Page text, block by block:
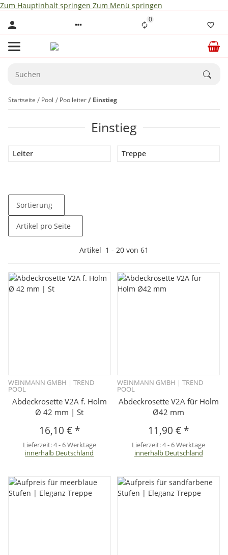
Zum Hauptinhalt springen Zum Menü springen
0
Startseite Pool Poolleiter Einstieg
Einstieg
Leiter Treppe
Sortierung
Artikel pro Seite
Artikel 1 - 20 von 61
WEINMANN GMBH | TREND
POOL
Abdeckrosette V2A f. Holm
Ø 42 mm | St
16,10 € *
Lieferzeit:4 - 6 Werktage
innerhalb Deutschland
WEINMANN GMBH | TREND
POOL
Abdeckrosette V2A für Holm
Ø42 mm
11,90 € *
Lieferzeit:4 - 6 Werktage
innerhalb Deutschland